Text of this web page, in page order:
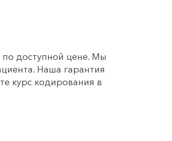
по доступной цене. Мы
Наша гарантия
курс кодирования в